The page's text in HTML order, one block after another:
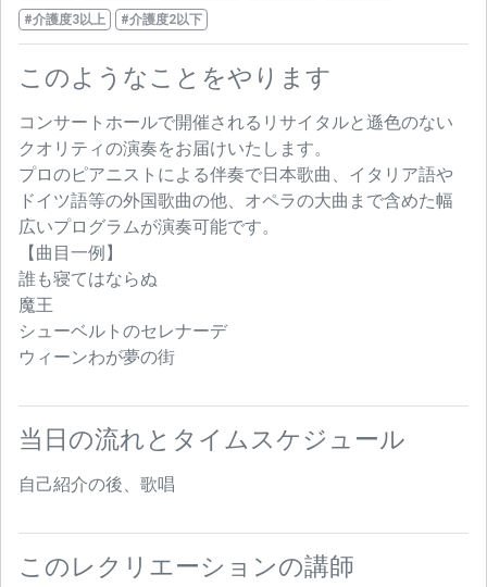
#介護度3以上
#介護度2以下
このようなことをやります
コンサートホールで開催されるリサイタルと遜色のない
クオリティの演奏をお届けいたします。
プロのピアニストによる伴奏で日本歌曲、イタリア語や
ドイツ語等の外国歌曲の他、オペラの大曲まで含めた幅
広いプログラムが演奏可能です。
【曲目一例】
誰も寝てはならぬ
魔王
シューベルトのセレナーデ
ウィーンわが夢の街
当日の流れとタイムスケジュール
自己紹介の後、歌唱
このレクリエーションの講師